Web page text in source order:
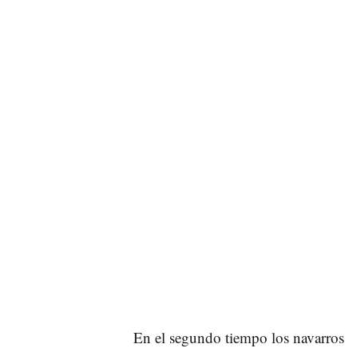
En el segundo tiempo los